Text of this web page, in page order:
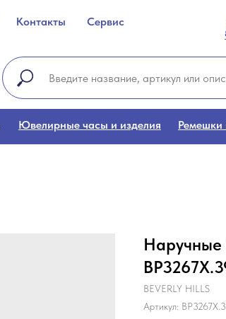
Контакты
Сервис
Ювелирные часы и изделия Ремешки
Наручные
BEVERLY HILLS
Артикул: